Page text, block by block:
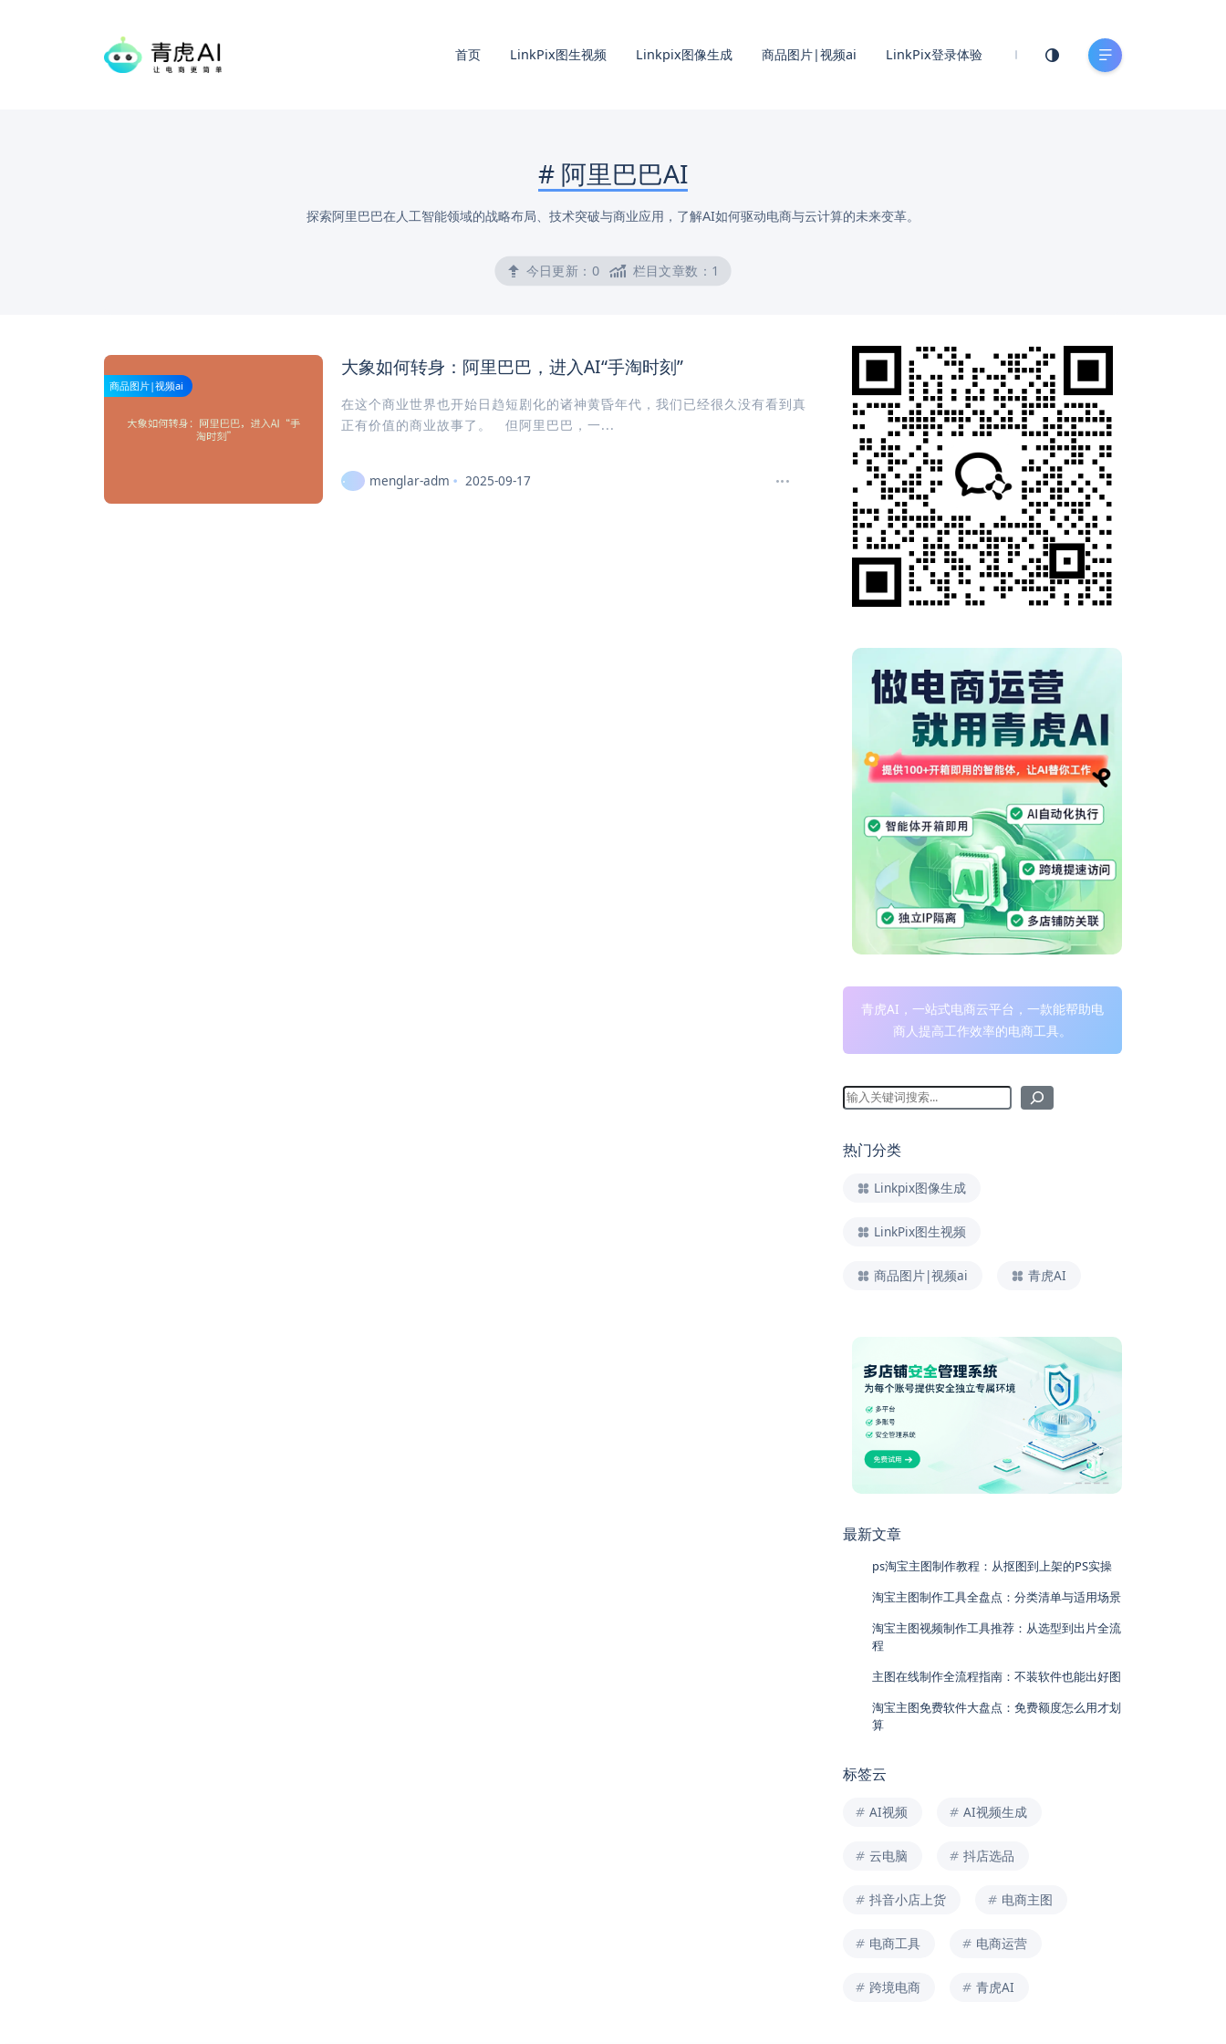
首页 LinkPix图生视频 Linkpix图像生成 商品图片|视频ai LinkPix登录体验
# 阿里巴巴AI
探索阿里巴巴在人工智能领域的战略布局、技术突破与商业应用，了解AI如何驱动电商与云计算的未来变革。
今日更新： 0 栏目文章数： 1
商品图片|视频ai
大象如何转身：阿里巴巴，进入AI“手淘时刻”
在这个商业世界也开始日趋短剧化的诸神黄昏年代，我们已经很久没有看到真
正有价值的商业故事了。 但阿里巴巴，一...
menglar-adm 2025-09-17
青虎AI，一站式电商云平台，一款能帮助电
商人提高工作效率的电商工具。
热门分类
Linkpix图像生成
LinkPix图生视频
商品图片|视频ai 青虎AI
最新文章
ps淘宝主图制作教程：从抠图到上架的PS实操
淘宝主图制作工具全盘点：分类清单与适用场景
淘宝主图视频制作工具推荐：从选型到出片全流
程
主图在线制作全流程指南：不装软件也能出好图
淘宝主图免费软件大盘点：免费额度怎么用才划
算
标签云
AI视频 AI视频生成
云电脑 抖店选品
抖音小店上货 电商主图
电商工具 电商运营
跨境电商 青虎AI